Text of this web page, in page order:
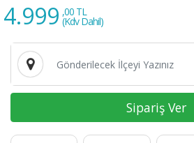
4.999 ,00 TL
(Kdv Dahil)
Sipariş Ver